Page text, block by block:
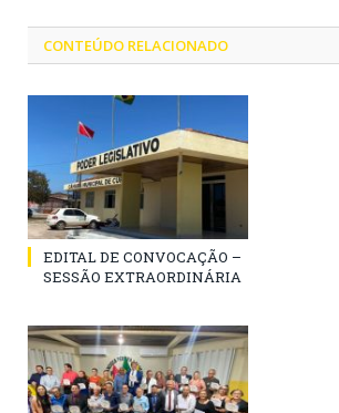
CONTEÚDO RELACIONADO
EDITAL DE CONVOCAÇÃO –
SESSÃO EXTRAORDINÁRIA